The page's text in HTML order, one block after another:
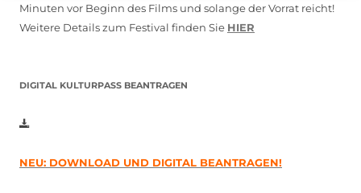
Minuten vor Beginn des Films und solange der Vorrat reicht!
Weitere Details zum Festival finden Sie HIER
DIGITAL KULTURPASS BEANTRAGEN
NEU: DOWNLOAD UND DIGITAL BEANTRAGEN!